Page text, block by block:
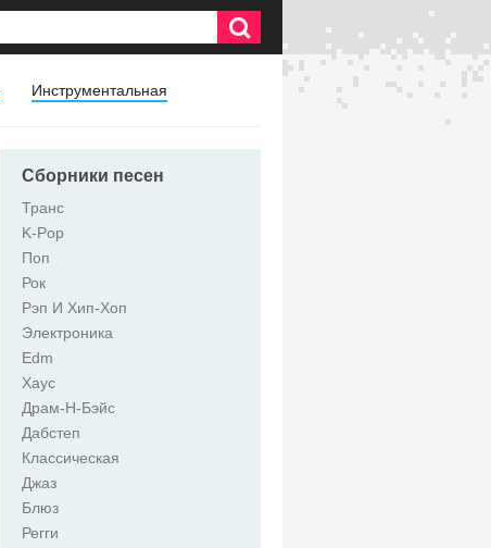
Инструментальная
Сборники песен
Транс
K-Pop
Поп
Рок
Рэп И Хип-Хоп
Электроника
Edm
Хаус
Драм-Н-Бэйс
Дабстеп
Классическая
Джаз
Блюз
Регги